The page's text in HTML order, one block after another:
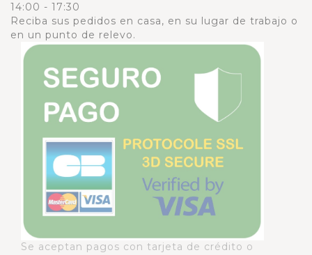
14:00 - 17:30
Reciba sus pedidos en casa, en su lugar de trabajo o
en un punto de relevo.
Se aceptan pagos con tarjeta de crédito o